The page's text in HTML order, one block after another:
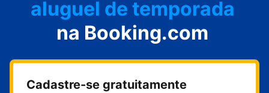
aluguel de temporada
sua pousada
sua casa
na Booking.com
Cadastre-se gratuitamente